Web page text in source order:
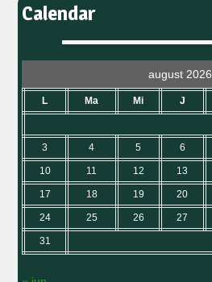
Calendar
august 2026
L Ma Mi J
3 4 5 6
10 11 12 13
17 18 19 20
24 25 26 27
31